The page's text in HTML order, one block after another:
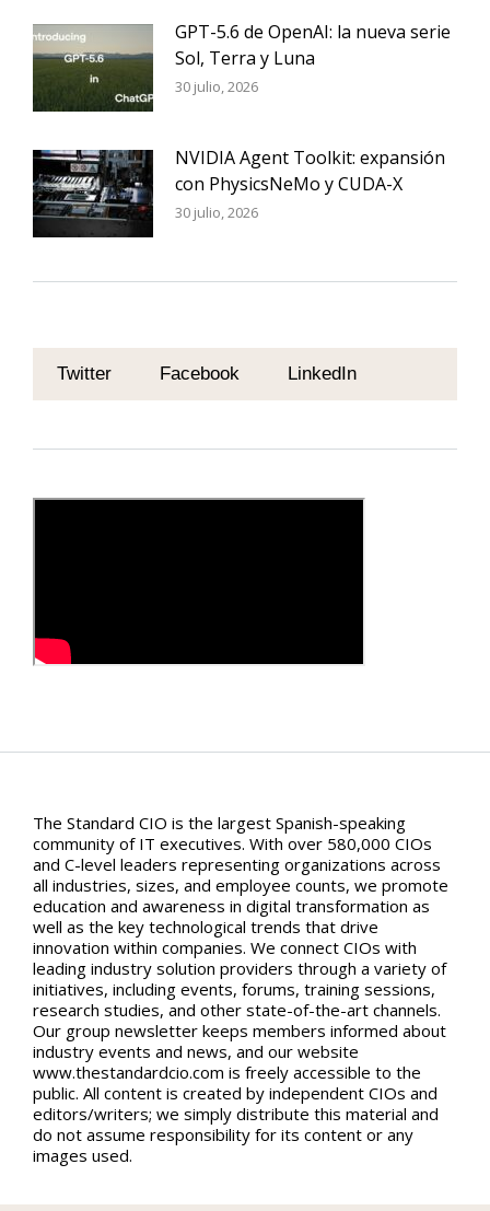
GPT-5.6 de OpenAI: la nueva serie
Sol, Terra y Luna
30 julio, 2026
NVIDIA Agent Toolkit: expansión
con PhysicsNeMo y CUDA-X
30 julio, 2026
Twitter Facebook LinkedIn
The Standard CIO is the largest Spanish-speaking
community of IT executives. With over 580,000 CIOs
and C-level leaders representing organizations across
all industries, sizes, and employee counts, we promote
education and awareness in digital transformation as
well as the key technological trends that drive
innovation within companies. We connect CIOs with
leading industry solution providers through a variety of
initiatives, including events, forums, training sessions,
research studies, and other state-of-the-art channels.
Our group newsletter keeps members informed about
industry events and news, and our website
www.thestandardcio.com is freely accessible to the
public. All content is created by independent CIOs and
editors/writers; we simply distribute this material and
do not assume responsibility for its content or any
images used.